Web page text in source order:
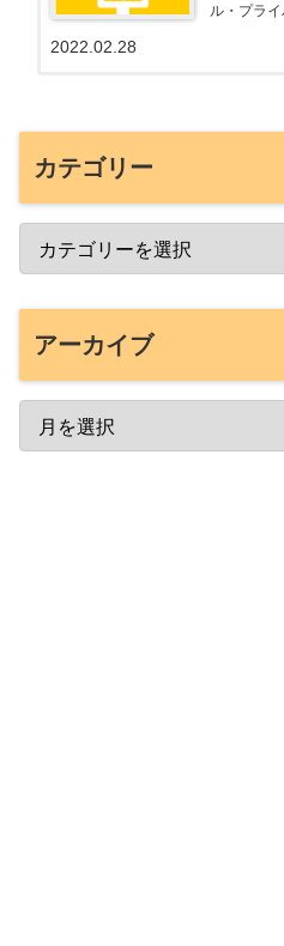
ル・プラ
2022.02.28
カテゴリー
アーカイブ